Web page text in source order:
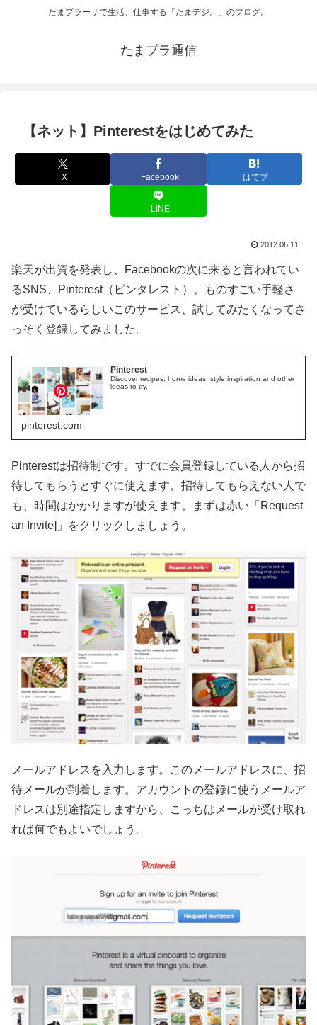
たまプラーザで生活、仕事する「たまデジ。」のブログ。
たまプラ通信
【ネット】Pinterestをはじめてみた
X Facebook はてブ
LINE
2012.06.11
楽天が出資を発表し、Facebookの次に来ると言われてい
るSNS、Pinterest（ピンタレスト）。ものすごい手軽さ
が受けているらしいこのサービス、試してみたくなってさ
っそく登録してみました。
Pinterest
Discover recipes, home ideas, style inspiration and other
ideas to try.
pinterest.com
Pinterestは招待制です。すでに会員登録している人から招
待してもらうとすぐに使えます。招待してもらえない人で
も、時間はかかりますが使えます。まずは赤い「Request
an Invite]」をクリックしましょう。
メールアドレスを入力します。このメールアドレスに、招
待メールが到着します。アカウントの登録に使うメールア
ドレスは別途指定しますから、こっちはメールが受け取れ
れば何でもよいでしょう。